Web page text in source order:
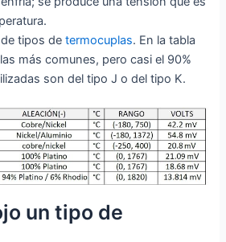
de tipos determocuplas. En la tabla
más comunes, pero casi el 90%
son del tipo J o del tipo K.
un tipo de